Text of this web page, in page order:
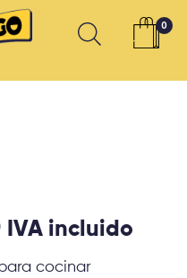
0
El
precio
IVA incluido
cocinar